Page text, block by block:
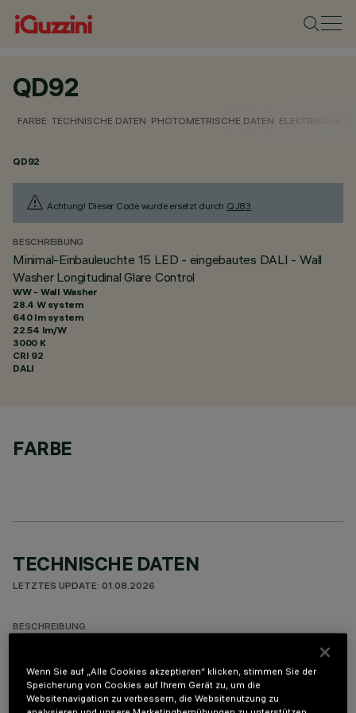
QD92
FARBE TECHNISCHE DATEN PHOTOMETRISCHE DATEN ELEKTRISCHE
QD92
Achtung! Dieser Code wurde ersetzt durch QJ83.
BESCHREIBUNG
Minimal-Einbauleuchte 15 LED - eingebautes DALI - Wall
Washer Longitudinal Glare Control
WW - Wall Washer
28.4 W system
640 lm system
22.54 lm/W
3000 K
CRI 92
DALI
FARBE
TECHNISCHE DATEN
LETZTES UPDATE: 01.08.2026
BESCHREIBUNG
Miniaturisierte, lineare Einbauleuchte für LED. Die patentierte
Technologie des optischen Systems gewährleistet eine
homogene, effiziente Lichtverteilung an der Wand, trotz der
sehr kompakten Leuchtenabmessungen, so dass
Wenn Sie auf „Alle Cookies akzeptieren“ klicken, stimmen Sie der
Speicherung von Cookies auf Ihrem Gerät zu, um die
Websitenavigation zu verbessern, die Websitenutzung zu